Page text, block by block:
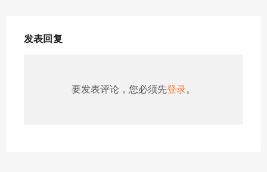
发表回复
要发表评论，您必须先登录。